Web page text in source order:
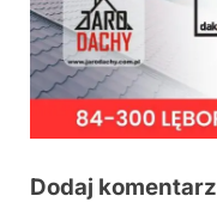
Dodaj komentarz